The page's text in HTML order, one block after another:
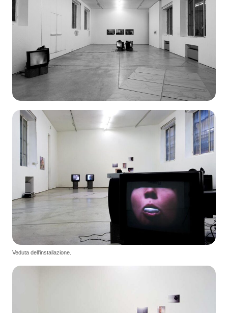
Veduta dell'installazione.